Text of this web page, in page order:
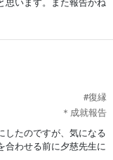
#復縁
＊成就報告
したのですが、気になる
合わせる前に夕慈先生に